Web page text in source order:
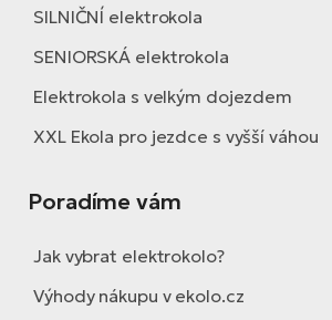
SILNIČNÍ elektrokola
SENIORSKÁ elektrokola
Elektrokola s velkým dojezdem
XXL Ekola pro jezdce s vyšší váhou
Poradíme vám
Jak vybrat elektrokolo?
Výhody nákupu v ekolo.cz